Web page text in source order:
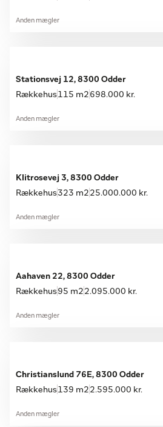
Anden mægler
Stationsvej 12, 8300 Odder
Rækkehus115 m2 698.000 kr.
Anden mægler
Klitrosevej 3, 8300 Odder
Rækkehus323 m2 25.000.000 kr.
Anden mægler
Aahaven 22, 8300 Odder
Rækkehus95 m2 2.095.000 kr.
Anden mægler
Christianslund 76E, 8300 Odder
Rækkehus139 m2 2.595.000 kr.
Anden mægler